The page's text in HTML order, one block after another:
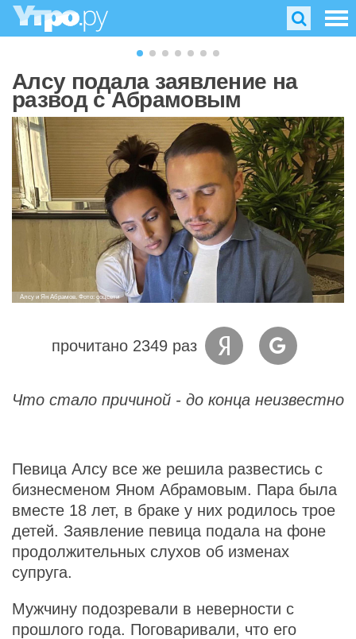
Алсу подала заявление на
развод с Абрамовым
Алсу и Ян Абрамов. Фото: соцсети
прочитано 2349 раз
Что стало причиной - до конца неизвестно
Певица Алсу все же решила развестись с
бизнесменом Яном Абрамовым. Пара была
вместе 18 лет, в браке у них родилось трое
детей. Заявление певица подала на фоне
продолжительных слухов об изменах
супруга.
Мужчину подозревали в неверности с
прошлого года. Поговаривали, что его